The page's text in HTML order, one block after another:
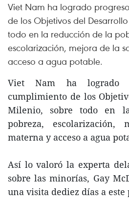
Viet Nam ha logrado
de los Objetivos del
todo en la reducción de la
escolarización, mejora de la
acceso a agua potable.
Viet Nam ha logrado
cumplimiento de los
Milenio, sobre todo en
pobreza, escolarización,
materna y acceso a agua
Así lo valoró la experta
sobre las minorías, Gay
una visita dediez días a este